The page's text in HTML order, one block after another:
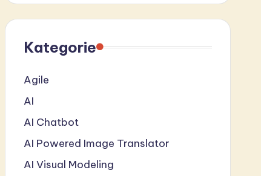
Kategorie
Agile
AI
AI Chatbot
AI Powered Image Translator
AI Visual Modeling